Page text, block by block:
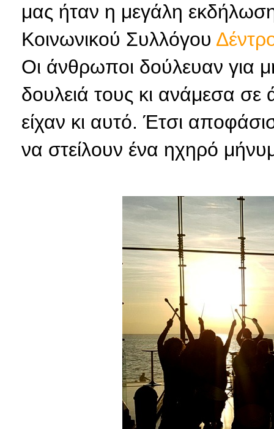
μας ήταν η μεγάλη
Κοινωνικού Συλλόγου
Οι άνθρωποι δούλευαν για
δουλειά τους κι ανάμεσα σε
είχαν κι αυτό. Έτσι
να στείλουν ένα ηχηρό